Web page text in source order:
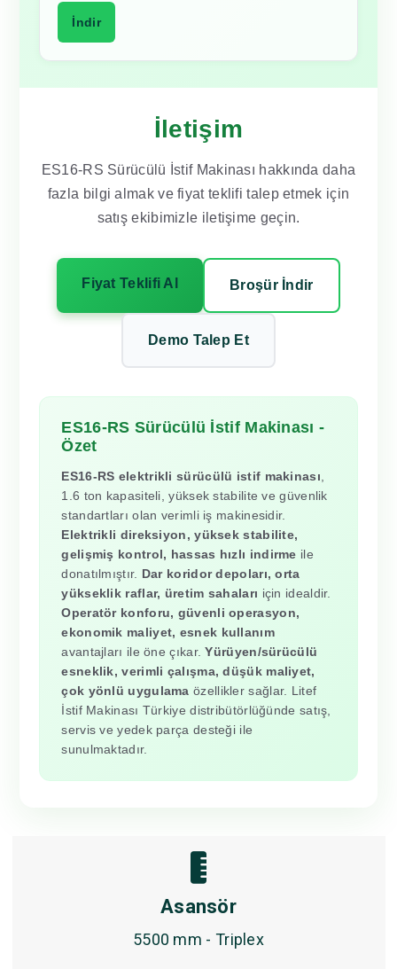
İndir
İletişim
ES16-RS Sürücülü İstif Makinası hakkında daha
fazla bilgi almak ve fiyat teklifi talep etmek için
satış ekibimizle iletişime geçin.
Fiyat Teklifi Al Broşür İndir
Demo Talep Et
ES16-RS Sürücülü İstif Makinası -
Özet
ES16-RS elektrikli sürücülü istif makinası,
1.6 ton kapasiteli, yüksek stabilite ve güvenlik
standartları olan verimli iş makinesidir.
Elektrikli direksiyon, yüksek stabilite,
gelişmiş kontrol, hassas hızlı indirme ile
donatılmıştır. Dar koridor depoları, orta
yükseklik raflar, üretim sahaları için idealdir.
Operatör konforu, güvenli operasyon,
ekonomik maliyet, esnek kullanım
avantajları ile öne çıkar.Yürüyen/sürücülü
esneklik, verimli çalışma, düşük maliyet,
çok yönlü uygulama özellikler sağlar. Litef
İstif Makinası Türkiye distribütörlüğünde satış,
servis ve yedek parça desteği ile
sunulmaktadır.
Asansör
5500 mm - Triplex